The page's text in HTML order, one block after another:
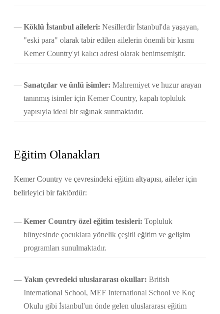
Köklü İstanbul aileleri: Nesillerdir İstanbul'da yaşayan,
"eski para" olarak tabir edilen ailelerin önemli bir kısmı
Kemer Country'yi kalıcı adresi olarak benimsemiştir.
Sanatçılar ve ünlü isimler: Mahremiyet ve huzur arayan
tanınmış isimler için Kemer Country, kapalı topluluk
yapısıyla ideal bir sığınak sunmaktadır.
Eğitim Olanakları
Kemer Country ve çevresindeki eğitim altyapısı, aileler için
belirleyici bir faktördür:
Kemer Country özel eğitim tesisleri: Topluluk
bünyesinde çocuklara yönelik çeşitli eğitim ve gelişim
programları sunulmaktadır.
Yakın çevredeki uluslararası okullar: British
International School, MEF International School ve Koç
Okulu gibi İstanbul'un önde gelen uluslararası eğitim